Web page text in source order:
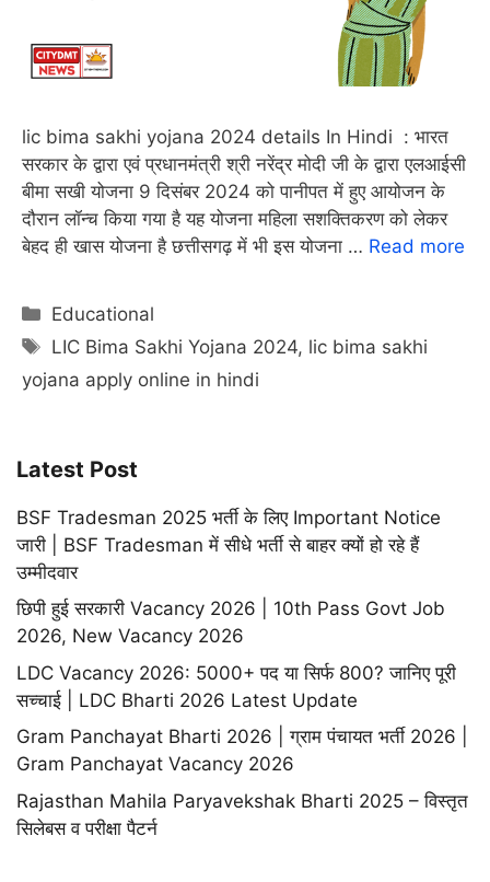
lic bima sakhi yojana 2024 details In Hindi : भारत
सरकार के द्वारा एवं प्रधानमंत्री श्री नरेंद्र मोदी जी के द्वारा एलआईसी
बीमा सखी योजना 9 दिसंबर 2024 को पानीपत में हुए आयोजन के
दौरान लॉन्च किया गया है यह योजना महिला सशक्तिकरण को लेकर
बेहद ही खास योजना है छत्तीसगढ़ में भी इस योजना … Read more
Categories
Educational
Tags
LIC Bima Sakhi Yojana 2024, lic bima sakhi
yojana apply online in hindi
Latest Post
BSF Tradesman 2025 भर्ती के लिए Important Notice
जारी | BSF Tradesman में सीधे भर्ती से बाहर क्यों हो रहे हैं
उम्मीदवार
छिपी हुई सरकारी Vacancy 2026 | 10th Pass Govt Job
2026, New Vacancy 2026
LDC Vacancy 2026: 5000+ पद या सिर्फ 800? जानिए पूरी
सच्चाई | LDC Bharti 2026 Latest Update
Gram Panchayat Bharti 2026 | ग्राम पंचायत भर्ती 2026 |
Gram Panchayat Vacancy 2026
Rajasthan Mahila Paryavekshak Bharti 2025 – विस्तृत
सिलेबस व परीक्षा पैटर्न